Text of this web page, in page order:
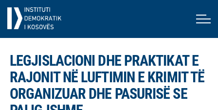
LEGJISLACIONI DHE PRAKTIKAT E
RAJONIT NË LUFTIMIN E KRIMIT TË
ORGANIZUAR DHE PASURISË SE